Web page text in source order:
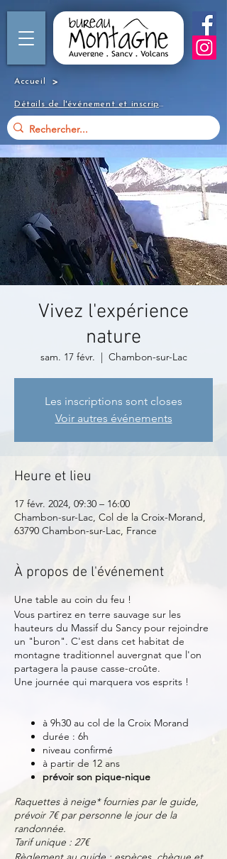
Accueil >
Détails de l'événement et inscription
Vivez l'expérience
nature
sam. 17 févr.
  |
Chambon-sur-Lac
Les inscriptions sont closes
Voir autres événements
Heure et lieu
17 févr. 2024, 09:30 – 16:00
Chambon-sur-Lac, Col de la Croix-Morand,
63790 Chambon-sur-Lac, France
À propos de l'événement
Une table au coin du feu !
Vous partirez en terre sauvage sur les
hauteurs du Massif du Sancy pour rejoindre
un "buron". C'est dans cet habitat de
montagne traditionnel auvergnat que l'on
partagera la pause casse-croûte.
Une journée qui marquera vos esprits !
à 9h30 au col de la Croix Morand
durée : 6h
niveau confirmé
à partir de 12 ans
prévoir son pique-nique
Raquettes à neige* fournies par le guide,
prévoir 7€ par personne le jour de la
randonnée.
Tarif unique : 27€